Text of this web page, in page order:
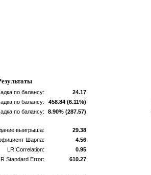
по балансу: 24.17
по балансу: 458.84 (6.11%)
по балансу: 8.90% (287.57)
выигрыша: 29.38
Шарпа: 4.56
LR Correlation: 0.95
Standard Error: 610.27